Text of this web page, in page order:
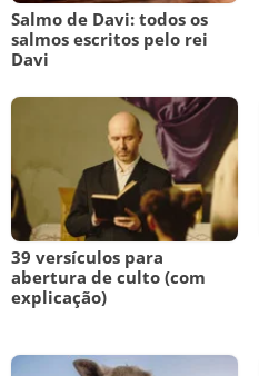
Salmo de Davi: todos os
salmos escritos pelo rei
Davi
39 versículos para
abertura de culto (com
explicação)